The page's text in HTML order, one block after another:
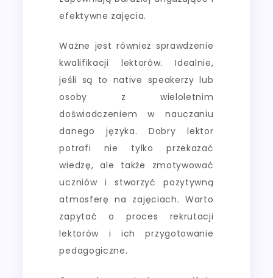
efektywne zajęcia.
Ważne jest również sprawdzenie
kwalifikacji lektorów. Idealnie,
jeśli są to native speakerzy lub
osoby z wieloletnim
doświadczeniem w nauczaniu
danego języka. Dobry lektor
potrafi nie tylko przekazać
wiedzę, ale także zmotywować
uczniów i stworzyć pozytywną
atmosferę na zajęciach. Warto
zapytać o proces rekrutacji
lektorów i ich przygotowanie
pedagogiczne.